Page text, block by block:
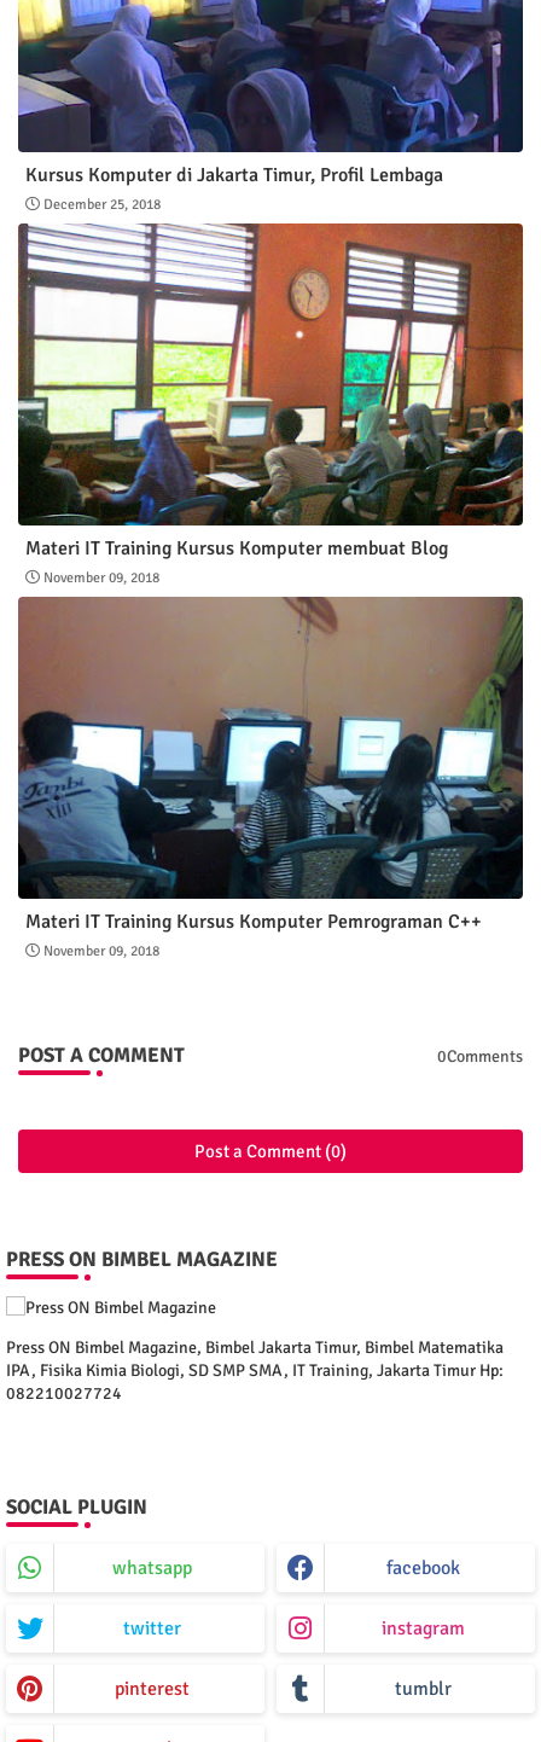
Kursus Komputer di Jakarta Timur, Profil Lembaga
December 25, 2018
Materi IT Training Kursus Komputer membuat Blog
November 09, 2018
Materi IT Training Kursus Komputer Pemrograman C++
November 09, 2018
POST A COMMENT 0Comments
Post a Comment (0)
PRESS ON BIMBEL MAGAZINE
Press ON Bimbel Magazine, Bimbel Jakarta Timur, Bimbel Matematika
IPA, Fisika Kimia Biologi, SD SMP SMA, IT Training, Jakarta Timur Hp:
082210027724
SOCIAL PLUGIN
whatsapp facebook
twitter instagram
pinterest tumblr